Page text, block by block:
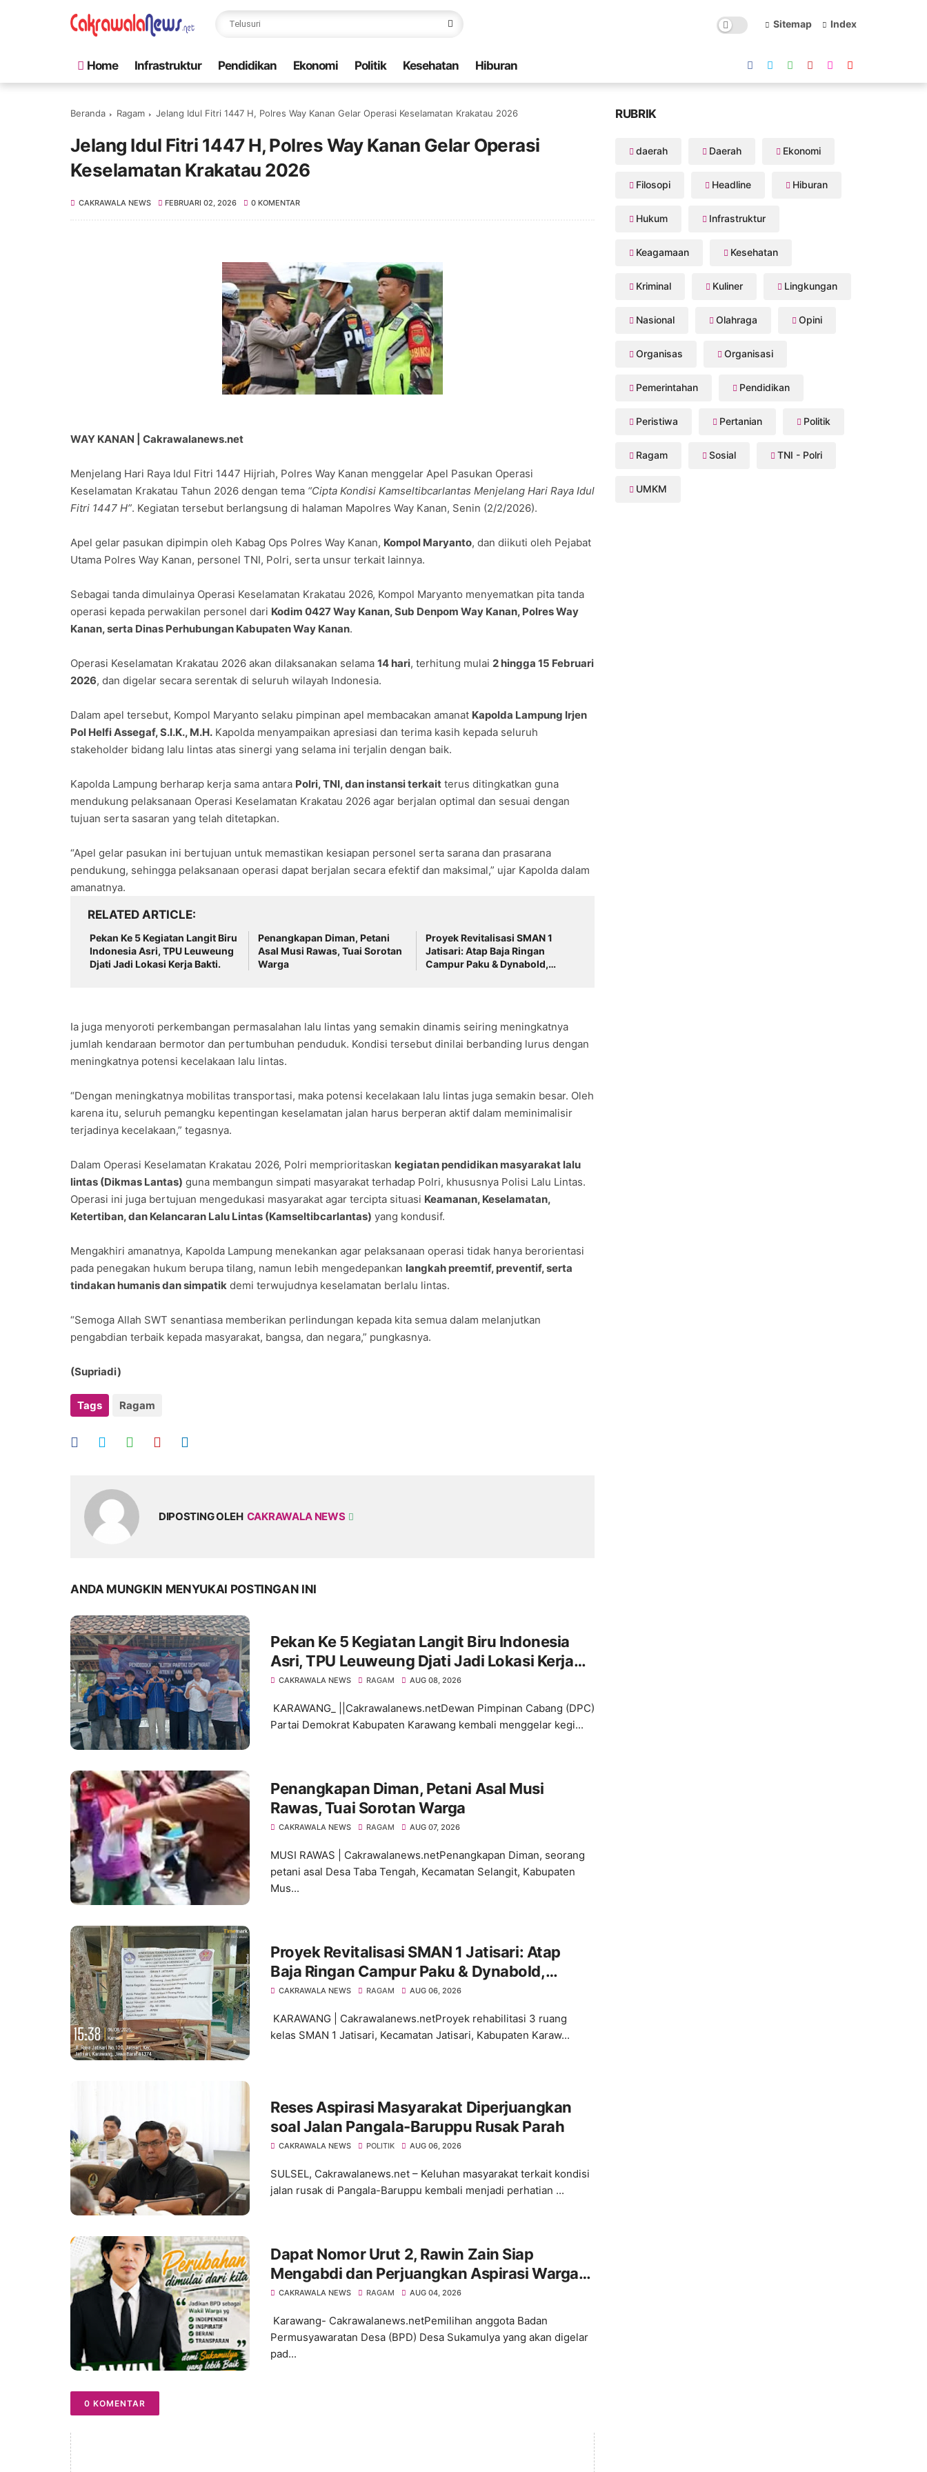
Sitemap Index
Home Infrastruktur Pendidikan Ekonomi Politik Kesehatan Hiburan
Beranda Ragam Jelang Idul Fitri 1447 H, Polres Way Kanan Gelar Operasi Keselamatan Krakatau 2026
Jelang Idul Fitri 1447 H, Polres Way Kanan Gelar Operasi
Keselamatan Krakatau 2026
CAKRAWALA NEWS FEBRUARI 02, 2026 0 KOMENTAR
WAY KANAN | Cakrawalanews.net
Menjelang Hari Raya Idul Fitri 1447 Hijriah, Polres Way Kanan menggelar Apel Pasukan Operasi
Keselamatan Krakatau Tahun 2026 dengan tema “Cipta Kondisi Kamseltibcarlantas Menjelang Hari Raya Idul
Fitri 1447 H”. Kegiatan tersebut berlangsung di halaman Mapolres Way Kanan, Senin (2/2/2026).
Apel gelar pasukan dipimpin oleh Kabag Ops Polres Way Kanan, Kompol Maryanto, dan diikuti oleh Pejabat
Utama Polres Way Kanan, personel TNI, Polri, serta unsur terkait lainnya.
Sebagai tanda dimulainya Operasi Keselamatan Krakatau 2026, Kompol Maryanto menyematkan pita tanda
operasi kepada perwakilan personel dari Kodim 0427 Way Kanan, Sub Denpom Way Kanan, Polres Way
Kanan, serta Dinas Perhubungan Kabupaten Way Kanan.
Operasi Keselamatan Krakatau 2026 akan dilaksanakan selama 14 hari, terhitung mulai 2 hingga 15 Februari
2026, dan digelar secara serentak di seluruh wilayah Indonesia.
Dalam apel tersebut, Kompol Maryanto selaku pimpinan apel membacakan amanat Kapolda Lampung Irjen
Pol Helfi Assegaf, S.I.K., M.H. Kapolda menyampaikan apresiasi dan terima kasih kepada seluruh
stakeholder bidang lalu lintas atas sinergi yang selama ini terjalin dengan baik.
Kapolda Lampung berharap kerja sama antara Polri, TNI, dan instansi terkait terus ditingkatkan guna
mendukung pelaksanaan Operasi Keselamatan Krakatau 2026 agar berjalan optimal dan sesuai dengan
tujuan serta sasaran yang telah ditetapkan.
“Apel gelar pasukan ini bertujuan untuk memastikan kesiapan personel serta sarana dan prasarana
pendukung, sehingga pelaksanaan operasi dapat berjalan secara efektif dan maksimal,” ujar Kapolda dalam
amanatnya.
RELATED ARTICLE
Pekan Ke 5 Kegiatan Langit Biru
Indonesia Asri, TPU Leuweung
Djati Jadi Lokasi Kerja Bakti.
Penangkapan Diman, Petani
Asal Musi Rawas, Tuai Sorotan
Warga
Proyek Revitalisasi SMAN 1
Jatisari: Atap Baja Ringan
Campur Paku & Dynabold,
Ia juga menyoroti perkembangan permasalahan lalu lintas yang semakin dinamis seiring meningkatnya
jumlah kendaraan bermotor dan pertumbuhan penduduk. Kondisi tersebut dinilai berbanding lurus dengan
meningkatnya potensi kecelakaan lalu lintas.
“Dengan meningkatnya mobilitas transportasi, maka potensi kecelakaan lalu lintas juga semakin besar. Oleh
karena itu, seluruh pemangku kepentingan keselamatan jalan harus berperan aktif dalam meminimalisir
terjadinya kecelakaan,” tegasnya.
Dalam Operasi Keselamatan Krakatau 2026, Polri memprioritaskan kegiatan pendidikan masyarakat lalu
lintas (Dikmas Lantas) guna membangun simpati masyarakat terhadap Polri, khususnya Polisi Lalu Lintas.
Operasi ini juga bertujuan mengedukasi masyarakat agar tercipta situasi Keamanan, Keselamatan,
Ketertiban, dan Kelancaran Lalu Lintas (Kamseltibcarlantas) yang kondusif.
Mengakhiri amanatnya, Kapolda Lampung menekankan agar pelaksanaan operasi tidak hanya berorientasi
pada penegakan hukum berupa tilang, namun lebih mengedepankan langkah preemtif, preventif, serta
tindakan humanis dan simpatik demi terwujudnya keselamatan berlalu lintas.
“Semoga Allah SWT senantiasa memberikan perlindungan kepada kita semua dalam melanjutkan
pengabdian terbaik kepada masyarakat, bangsa, dan negara,” pungkasnya.
(Supriadi)
Tags Ragam
DIPOSTING OLEH CAKRAWALA NEWS
ANDA MUNGKIN MENYUKAI POSTINGAN INI
Pekan Ke 5 Kegiatan Langit Biru Indonesia
Asri, TPU Leuweung Djati Jadi Lokasi Kerja
Bakti.
CAKRAWALA NEWS RAGAM AUG 08, 2026
KARAWANG_ ||Cakrawalanews.netDewan Pimpinan Cabang (DPC)
Partai Demokrat Kabupaten Karawang kembali menggelar kegi...
Penangkapan Diman, Petani Asal Musi
Rawas, Tuai Sorotan Warga
CAKRAWALA NEWS RAGAM AUG 07, 2026
MUSI RAWAS | Cakrawalanews.netPenangkapan Diman, seorang
petani asal Desa Taba Tengah, Kecamatan Selangit, Kabupaten
Mus...
Proyek Revitalisasi SMAN 1 Jatisari: Atap
Baja Ringan Campur Paku & Dynabold,
Anggaran Berbeda-Beda, Indikasi
Penyimpangan Menguat
CAKRAWALA NEWS RAGAM AUG 06, 2026
KARAWANG | Cakrawalanews.netProyek rehabilitasi 3 ruang
kelas SMAN 1 Jatisari, Kecamatan Jatisari, Kabupaten Karaw...
Reses Aspirasi Masyarakat Diperjuangkan
soal Jalan Pangala-Baruppu Rusak Parah
CAKRAWALA NEWS POLITIK AUG 06, 2026
SULSEL, Cakrawalanews.net – Keluhan masyarakat terkait kondisi
jalan rusak di Pangala-Baruppu kembali menjadi perhatian ...
Dapat Nomor Urut 2, Rawin Zain Siap
Mengabdi dan Perjuangkan Aspirasi Warga
pada Pemilihan BPD Desa Sukamulya 2026-
CAKRAWALA NEWS RAGAM AUG 04, 2026
Karawang- Cakrawalanews.netPemilihan anggota Badan
Permusyawaratan Desa (BPD) Desa Sukamulya yang akan digelar
pad...
0 KOMENTAR
RUBRIK
daerah Daerah Ekonomi
Filosopi Headline Hiburan
Hukum Infrastruktur
Keagamaan Kesehatan
Kriminal Kuliner Lingkungan
Nasional Olahraga Opini
Organisas Organisasi
Pemerintahan Pendidikan
Peristiwa Pertanian Politik
Ragam Sosial TNI - Polri
UMKM